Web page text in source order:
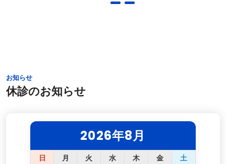
お知らせ
休診のお知らせ
2026年8月
日 月 火 水 木 金 土